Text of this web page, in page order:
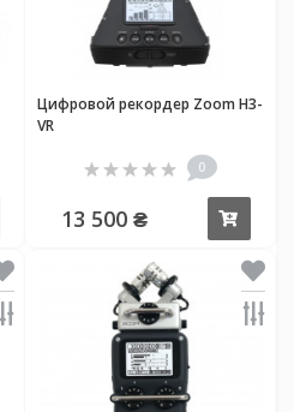
Цифровой рекордер Zoom H3-
VR
0
13 500 ₴